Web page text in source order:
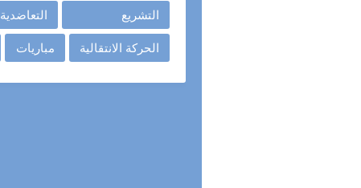
التشريع التعاضدية
الحركة الانتقالية مباريات